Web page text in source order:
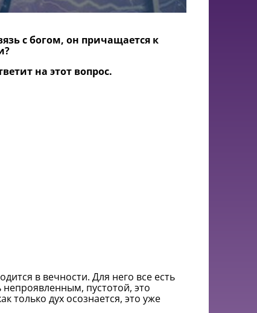
с богом, он причащается к
на этот вопрос.
в вечности. Для него все есть
пустотой, это
только дух осознается, это уже